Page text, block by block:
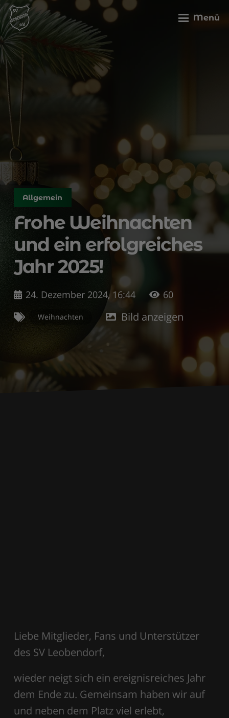
Menü
Allgemein
Frohe Weihnachten
und ein erfolgreiches
Jahr 2025!
24. Dezember 2024, 16:44 60
Weihnachten Bild anzeigen
Liebe Mitglieder, Fans und Unterstützer
des SV Leobendorf,
wieder neigt sich ein ereignisreiches Jahr
dem Ende zu. Gemeinsam haben wir auf
und neben dem Platz viel erlebt,